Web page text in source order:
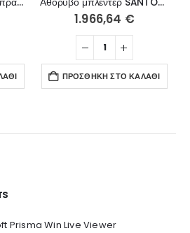
1.966,64 €
ΠΡΟΣΘΉΚΗ ΣΤΟ ΚΑΛΆΘΙ
Prisma Win Live Viewer